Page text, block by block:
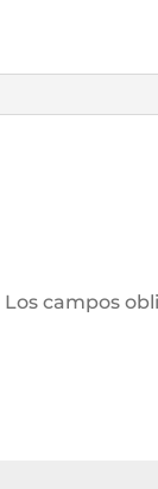
Los campos